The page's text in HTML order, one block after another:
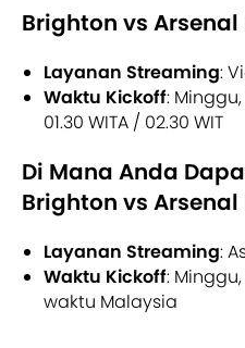
Brighton vs
Layanan Streaming:
Waktu Kickoff:
01.30 WITA / 02.30 WIT
Di Mana Anda
Brighton vs
Layanan Streaming:
Waktu Kickoff: Minggu,
waktu Malaysia